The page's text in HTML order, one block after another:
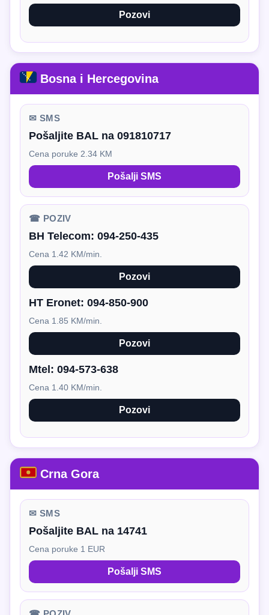
Pozovi
Bosna i Hercegovina
✉ SMS
Pošaljite BAL na 091810717
Cena poruke 2.34 KM
Pošalji SMS
☎ POZIV
BH Telecom: 094-250-435
Cena 1.42 KM/min.
Pozovi
HT Eronet: 094-850-900
Cena 1.85 KM/min.
Pozovi
Mtel: 094-573-638
Cena 1.40 KM/min.
Pozovi
Crna Gora
✉ SMS
Pošaljite BAL na 14741
Cena poruke 1 EUR
Pošalji SMS